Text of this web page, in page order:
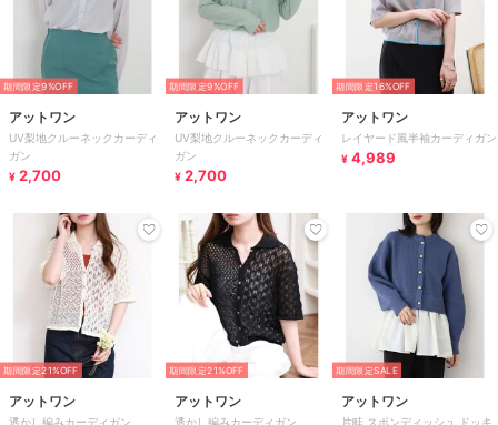
期間限定9%OFF
アットワン
UV梨地クルーネックカーディ
ガン
¥ 2,700
期間限定9%OFF
アットワン
UV梨地クルーネックカーディ
ガン
¥ 2,700
期間限定16%OFF
アットワン
レイヤード風半袖カーディガン
¥ 4,989
期間限定21%OFF
アットワン
透かし編みカーディガン
期間限定21%OFF
アットワン
透かし編みカーディガン
期間限定SALE
アットワン
片畦 スポンディッシュ ドッキ